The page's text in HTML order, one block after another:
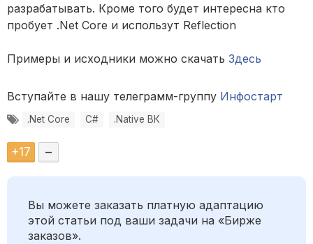
разрабатывать. Кроме того будет интересна кто
пробует .Net Core и использут Reflection
Примеры и исходники можно скачать Здесь
Вступайте в нашу телеграмм-группу Инфостарт
.Net Core C# .Native ВК
+17 –
Вы можете заказать платную адаптацию
этой статьи под ваши задачи на «Бирже
заказов».